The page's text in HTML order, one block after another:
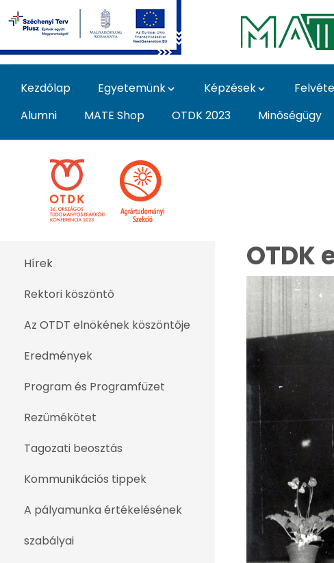
Ugrás a fő tartalomhoz
Kezdőlap Egyetemünk Képzések
Alumni
MATE Shop OTDK 2023 Minőségügy
OTDK 60 évvel ezelőtt
Hírek
Rektori köszöntő
Az OTDT elnökének köszöntője
Eredmények
Program és Programfüzet
Rezümékötet
Tagozati beosztás
Kommunikációs tippek
A pályamunka értékelésének
szabályai
OTDK